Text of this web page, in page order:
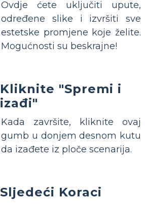
Ovdje ćete uključiti upute,
određene slike i izvršiti sve
estetske promjene koje želite.
Mogućnosti su beskrajne!
Kliknite "Spremi i
izađi"
Kada završite, kliknite ovaj
gumb u donjem desnom kutu
da izađete iz ploče scenarija.
Sljedeći Koraci